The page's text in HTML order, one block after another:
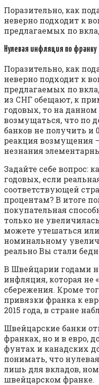
Поразительно, как
неверно подходит к
предлагаемых по
Нулевая инфляция по франку
Поразительно, как
неверно подходит к
предлагаемых по
из СНГ обещают, к
годовых, то на
возмущаться, что по
банков не получить и
реакция возмущения
незнания
Задайте себе вопрос:
годовых, если
соответствующей
процентам? В итоге
покупательная
только не
можете утешаться
номинальному
реально Вы стали
В Швейцарии годами
инфляция, которая не
сбережения. Кроме
привязки франка к
2015 года, в стране
Швейцарские банки
франках, но и в евро,
фунтах и канадских
понимать, что
лишь для вкладов,
швейцарском франке.